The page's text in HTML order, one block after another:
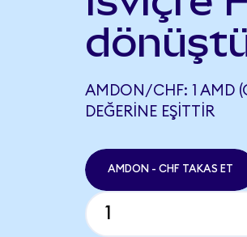
AMDON/CHF: 1 AMD
DEĞERINE EŞITTIR
AMDON - CHF TAKAS ET